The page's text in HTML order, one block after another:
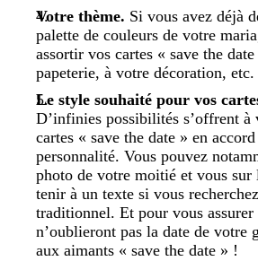
Votre thème. Si vous avez déjà
palette de couleurs de votre
assortir vos cartes « save the
papeterie, à votre décoration, etc.
Le style souhaité pour vos
D’infinies possibilités s’offrent à
cartes « save the date » en
personnalité. Vous pouvez
photo de votre moitié et vous sur
tenir à un texte si vous
traditionnel. Et pour vous
n’oublieront pas la date de votre
aux aimants « save the date » !